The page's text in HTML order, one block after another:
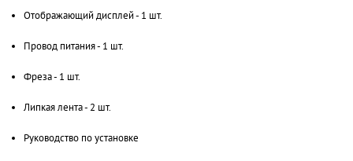
Отображающий дисплей - 1 шт.
Провод питания - 1 шт.
Фреза - 1 шт.
Липкая лента - 2 шт.
Руководство по установке